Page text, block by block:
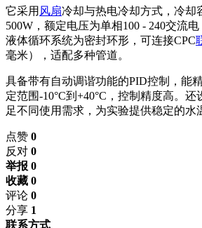
它采用 风扇冷却与热电冷却方式，冷却
500W，额定电压为单相100 - 240交流电
液体循环系统为密封环形，可连接CPC
毫米），适配多种管道。
具备带有自动调谐功能的PID控制，能
定范围-10°C到+40°C，控制精度高。
足不同使用需求，为实验提供稳定的水
点赞 0
反对 0
举报 0
收藏 0
评论 0
分享 1
联系方式